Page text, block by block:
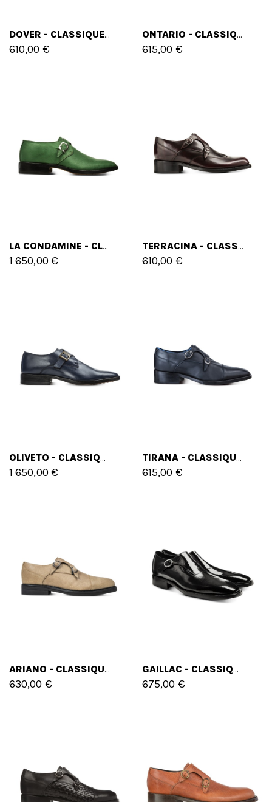
DOVER - CLASSIQUES CHAUSSURES REHAUSSANTES EN CUIR PLEINE FLEUR JUSQU'À 11 CM EN PLUS
610,00 €
ONTARIO - CLASSIQUES CHAUSSURES REHAUSSANTES EN CUIR PLEINE FLEUR JUSQU'À 6 CM EN PLUS
615,00 €
LA CONDAMINE - CLASSIQUES CHAUSSURES REHAUSSANTES EN CUIR PLEINE FLEUR DE 6 CM À 8 CM EN PLUS
1 650,00 €
TERRACINA - CLASSIQUES CHAUSSURES REHAUSSANTES EN CUIR BROSSÉ DE 6 CM À 8 CM EN PLUS
610,00 €
OLIVETO - CLASSIQUES CHAUSSURES REHAUSSANTES EN CUIR PLEINE FLEUR DE 6 CM À 8 CM EN PLUS
1 650,00 €
TIRANA - CLASSIQUES CHAUSSURES REHAUSSANTES EN CUIR PLEINE FLEUR DE 6 CM À 8 CM EN PLUS
615,00 €
ARIANO - CLASSIQUES CHAUSSURES REHAUSSANTES EN CUIR PLEINE FLEUR DE 6 CM À 8 CM EN PLUS
630,00 €
GAILLAC - CLASSIQUES CHAUSSURES REHAUSSANTES EN MÉLANGE VERNIS DE 6 CM À 8 CM EN PLUS
675,00 €